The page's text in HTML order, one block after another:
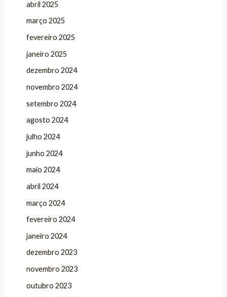
abril 2025
março 2025
fevereiro 2025
janeiro 2025
dezembro 2024
novembro 2024
setembro 2024
agosto 2024
julho 2024
junho 2024
maio 2024
abril 2024
março 2024
fevereiro 2024
janeiro 2024
dezembro 2023
novembro 2023
outubro 2023